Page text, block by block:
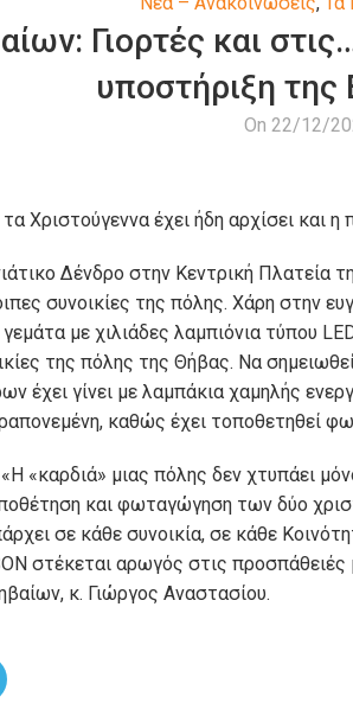
Γιορτές και
υποστήριξη της
On 22/12/
Χριστούγεννα έχει ήδη αρχίσει και η
Δένδρο στην Κεντρική
συνοικίες της πόλης. Χάρη στην
με χιλιάδες λαμπιόνια τύπου
της πόλης της Θήβας. Να
έχει γίνει με λαμπάκια χαμηλής
καθώς έχει τοποθετηθεί
«Η «καρδιά» μιας πόλης δεν χτυπάει
και φωταγώγηση των δύο
σε κάθε συνοικία, σε κάθε
στέκεται αρωγός στις
κ. Γιώργος Αναστασίου.